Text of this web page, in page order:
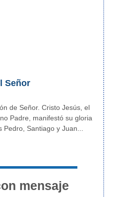
Señor
de Señor. Cristo Jesús, el
Padre, manifestó su gloria
Pedro, Santiago y Juan
mensaje